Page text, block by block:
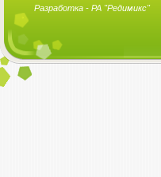
Разработка - РА "Редимикс"